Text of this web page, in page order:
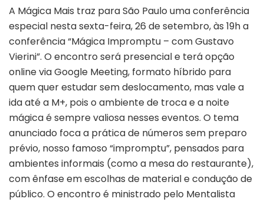
A Mágica Mais traz para São Paulo uma conferência
especial nesta sexta-feira, 26 de setembro, às 19h a
conferência “Mágica Impromptu – com Gustavo
Vierini”. O encontro será presencial e terá opção
online via Google Meeting, formato híbrido para
quem quer estudar sem deslocamento, mas vale a
ida até a M+, pois o ambiente de troca e a noite
mágica é sempre valiosa nesses eventos. O tema
anunciado foca a prática de números sem preparo
prévio, nosso famoso “impromptu”, pensados para
ambientes informais (como a mesa do restaurante),
com ênfase em escolhas de material e condução de
público. O encontro é ministrado pelo Mentalista